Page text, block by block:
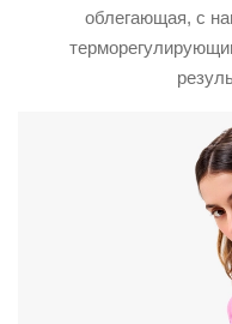
облегающая, с